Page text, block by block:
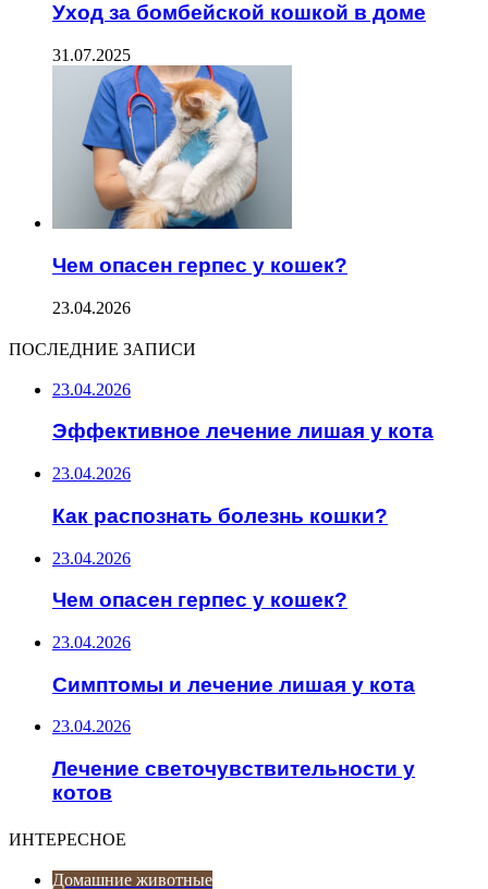
Уход за бомбейской кошкой в доме
31.07.2025
Чем опасен герпес у кошек?
23.04.2026
ПОСЛЕДНИЕ ЗАПИСИ
23.04.2026
Эффективное лечение лишая у кота
23.04.2026
Как распознать болезнь кошки?
23.04.2026
Чем опасен герпес у кошек?
23.04.2026
Симптомы и лечение лишая у кота
23.04.2026
Лечение светочувствительности у
котов
ИНТЕРЕСНОЕ
Домашние животные